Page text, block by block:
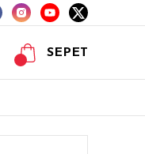
SEPET